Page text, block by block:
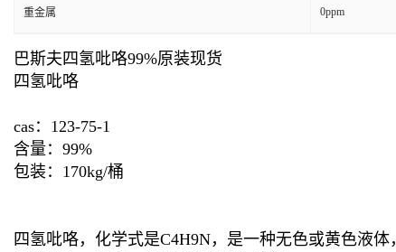
重金属 0ppm
巴斯夫四氢吡咯99%原装现货
四氢吡咯
cas：123-75-1
含量：99%
包装：170kg/桶
四氢吡咯，化学式是C4H9N，是一种无色或黄色液